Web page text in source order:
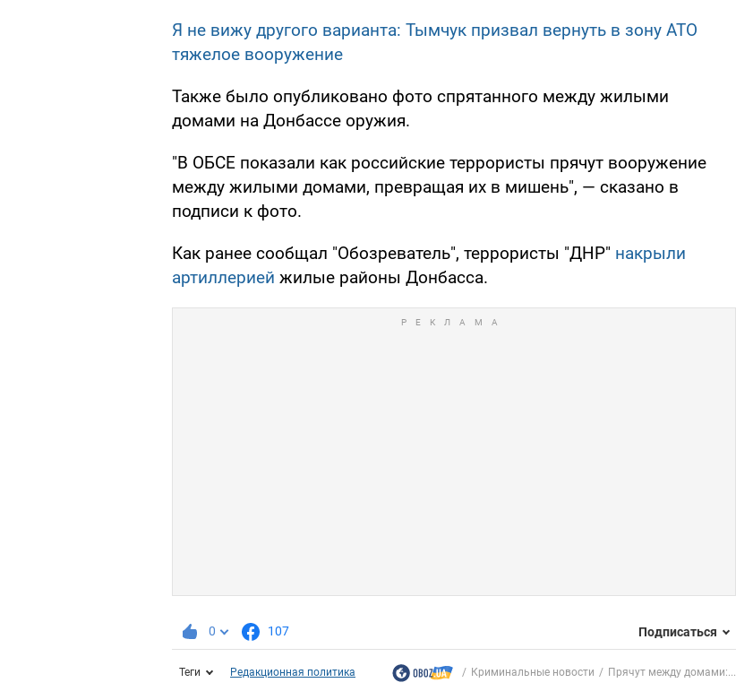
Я не вижу другого варианта: Тымчук призвал вернуть в зону АТО
тяжелое вооружение
Также было опубликовано фото спрятанного между жилыми
домами на Донбассе оружия.
"В ОБСЕ показали как российские террористы прячут вооружение
между жилыми домами, превращая их в мишень", — сказано в
подписи к фото.
Как ранее сообщал "Обозреватель", террористы "ДНР" накрыли
артиллерией жилые районы Донбасса.
0 107 Подписаться
Теги Редакционная политика Криминальные новости Прячут между домами:...